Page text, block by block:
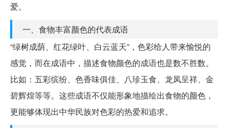
爱。
一、食物丰富颜色的代表成语
“绿树成荫、红花绿叶、白云蓝天”，色彩给人带来愉悦的
感觉，而在成语中，描述食物颜色的成语也是数不胜数。
比如：五彩缤纷、色香味俱佳、八珍玉食、龙凤呈祥、金
碧辉煌等等。这些成语不仅能形象地描绘出食物的颜色，
更能够体现出中华民族对色彩的热爱和追求。